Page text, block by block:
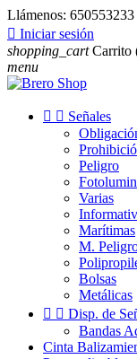
Llámenos: 650553233
 Iniciar sesión
shopping_cart Carrito
menu
  Señales
Peligro
Varias
Marítimas
M.
Bolsas
Metálicas
  Disp. de
Bandas
Cinta